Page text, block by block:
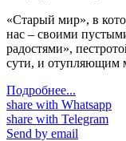
«Старый мир», в
нас – своими
радостями»,
сути, и отупляющим
Подробнее...
share with Whatsapp
share with Telegram
Send by email